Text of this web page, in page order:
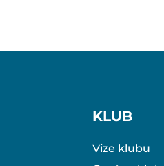
KLUB
Vize klubu